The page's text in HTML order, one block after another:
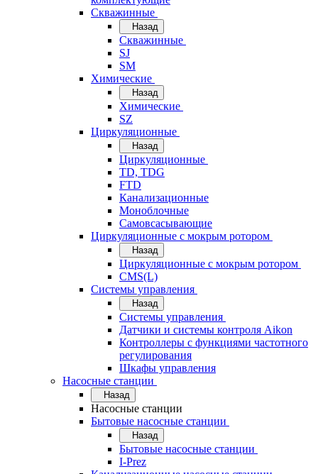
Скважинные
Назад
Скважинные
SJ
SM
Химические
Назад
Химические
SZ
Циркуляционные
Назад
Циркуляционные
TD, TDG
FTD
Канализационные
Моноблочные
Самовсасывающие
Циркуляционные с мокрым ротором
Назад
Циркуляционные с мокрым ротором
CMS(L)
Системы управления
Назад
Системы управления
Датчики и системы контроля Aikon
Контроллеры с функциями частотного
регулирования
Шкафы управления
Насосные станции
Назад
Насосные станции
Бытовые насосные станции
Назад
Бытовые насосные станции
I-Prez